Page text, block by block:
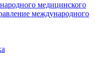
медицинского
международного